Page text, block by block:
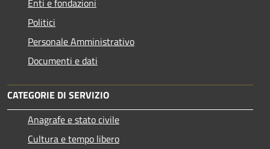
Enti e fondazioni
Politici
Personale Amministrativo
Documenti e dati
CATEGORIE DI SERVIZIO
Anagrafe e stato civile
Cultura e tempo libero